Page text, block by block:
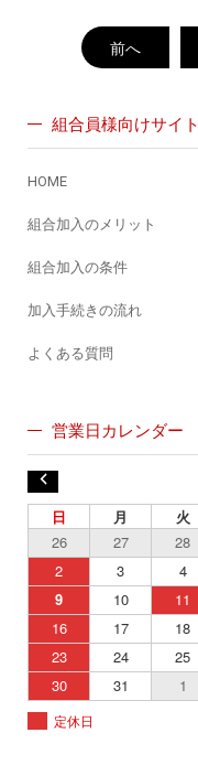
前へ
組合員様向けサイト
HOME
組合加入のメリット
組合加入の条件
加入手続きの流れ
よくある質問
営業日カレンダー
日 月 火
26
27 28
2
3 4
9
10 11
16
17 18
23
24 25
30
31 1
定休日